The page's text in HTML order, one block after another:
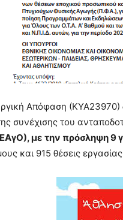
Απόφαση (ΚΥΑ23970)
συνέχισης του
με την πρόσληψη 9
και 915 θέσεις